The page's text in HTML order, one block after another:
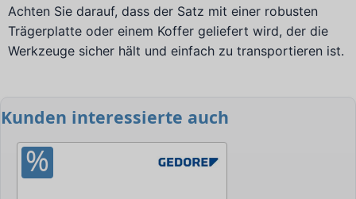
Achten Sie darauf, dass der Satz mit einer robusten
Trägerplatte oder einem Koffer geliefert wird, der die
Werkzeuge sicher hält und einfach zu transportieren ist.
Kunden interessierte auch
%